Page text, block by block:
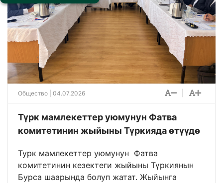
Общество | 04.07.2026
Түрк мамлекеттер уюмунун Фатва
комитетинин жыйыны Түркияда өтүүдө
Турк мамлекеттер уюмунун Фатва
комитетинин кезектеги жыйыны Түркиянын
Бурса шаарында болуп жатат. Жыйынга